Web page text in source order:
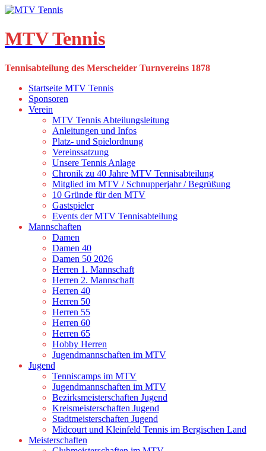
Skip
content
MTV Tennis
Tennisabteilung des Merscheider Turnvereins 1878
Startseite MTV Tennis
Sponsoren
Verein
MTV Tennis Abteilungsleitung
Anleitungen und Infos
Platz- und Spielordnung
Vereinssatzung
Unsere Tennis Anlage
Chronik zu 40 Jahre MTV Tennisabteilung
Mitglied im MTV / Schnupperjahr / Begrüßung
10 Gründe für den MTV
Gastspieler
Events der MTV Tennisabteilung
Mannschaften
Damen
Damen 40
Damen 50 2026
Herren 1. Mannschaft
Herren 2. Mannschaft
Herren 40
Herren 50
Herren 55
Herren 60
Herren 65
Hobby Herren
Jugendmannschaften im MTV
Jugend
Tenniscamps im MTV
Jugendmannschaften im MTV
Bezirksmeisterschaften Jugend
Kreismeisterschaften Jugend
Stadtmeisterschaften Jugend
Midcourt und Kleinfeld Tennis im Bergischen Land
Meisterschaften